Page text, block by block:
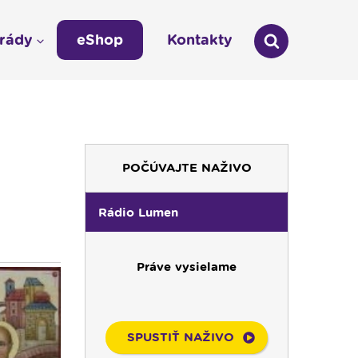
POČÚVAJTE NAŽIVO
Rádio Lumen
Práve vysielame
SPUSTIŤ NAŽIVO
eShop Kontakty